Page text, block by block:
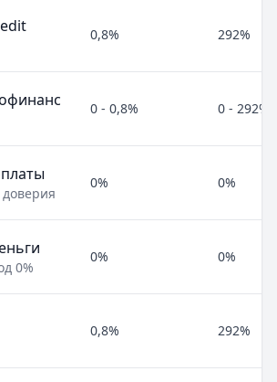
0,8% 292%
0 - 0,8% 0 - 292%
0% 0%
0%
0% 0%
0,8% 292%